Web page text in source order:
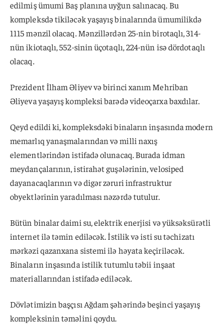
edilmiş ümumi Baş planına uyğun salınacaq. Bu
kompleksdə tikiləcək yaşayış binalarında ümumilikdə
1115 mənzil olacaq. Mənzillərdən 25-nin birotaqlı, 314-
nün ikiotaqlı, 552-sinin üçotaqlı, 224-nün isə dördotaqlı
olacaq.
Prezident İlham Əliyev və birinci xanım Mehriban
Əliyeva yaşayış kompleksi barədə videoçarxa baxdılar.
Qeyd edildi ki, kompleksdəki binaların inşasında modern
memarlıq yanaşmalarından və milli naxış
elementlərindən istifadə olunacaq. Burada idman
meydançalarının, istirahət guşələrinin, velosiped
dayanacaqlarının və digər zəruri infrastruktur
obyektlərinin yaradılması nəzərdə tutulur.
Bütün binalar daimi su, elektrik enerjisi və yüksəksürətli
internet ilə təmin ediləcək. İstilik və isti su təchizatı
mərkəzi qazanxana sistemi ilə həyata keçiriləcək.
Binaların inşasında istilik tutumlu təbii inşaat
materiallarından istifadə ediləcək.
Dövlətimizin başçısı Ağdam şəhərində beşinci yaşayış
kompleksinin təməlini qoydu.